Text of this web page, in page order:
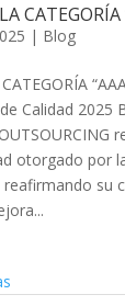
CATEGORÍA
| Blog
Calidad 2025
otorgado por
su